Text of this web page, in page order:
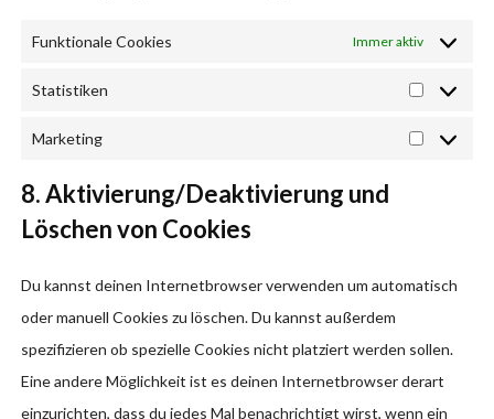
Funktionale Cookies Immer aktiv
Statistiken
Marketing
8. Aktivierung/Deaktivierung und
Löschen von Cookies
Du kannst deinen Internetbrowser verwenden um automatisch
oder manuell Cookies zu löschen. Du kannst außerdem
spezifizieren ob spezielle Cookies nicht platziert werden sollen.
Eine andere Möglichkeit ist es deinen Internetbrowser derart
einzurichten, dass du jedes Mal benachrichtigt wirst, wenn ein